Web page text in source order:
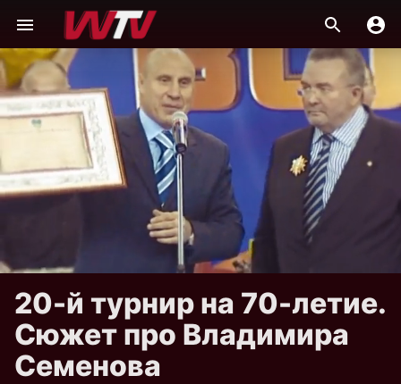
20-й турнир на 70-летие.
Сюжет про Владимира
Семенова